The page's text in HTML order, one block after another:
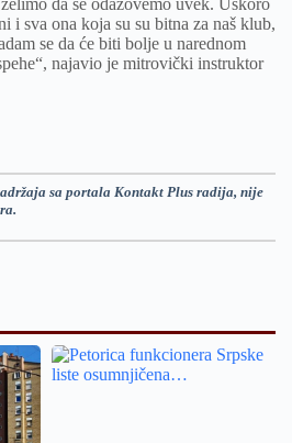
i sva ona koja su su bitna za naš klub,
se da će biti bolje u narednom
najavio je mitrovički instruktor
sa portala Kontakt Plus radija, nije